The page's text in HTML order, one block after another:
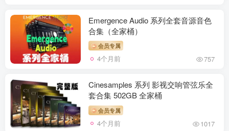
Emergence Audio 系列全套音源音色
合集（全家桶）
会员专属
4个月前 757
Cinesamples 系列 影视交响管弦乐全
套合集 502GB 全家桶
会员专属
4个月前 1017